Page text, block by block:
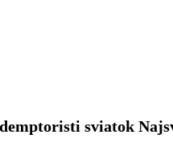
sviatok